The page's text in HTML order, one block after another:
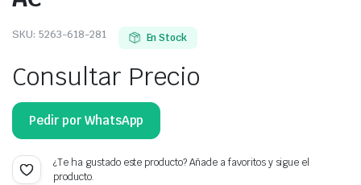
SKU: 5263-618-281 En Stock
Consultar Precio
Pedir por WhatsApp
¿Te ha gustado este producto? Añade a favoritos y sigue el
producto.